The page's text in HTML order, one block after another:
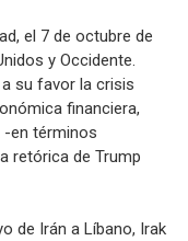
el 7 de octubre de
y Occidente.
su favor la crisis
financiera,
-en términos
retórica de Trump
de Irán a Líbano, Irak